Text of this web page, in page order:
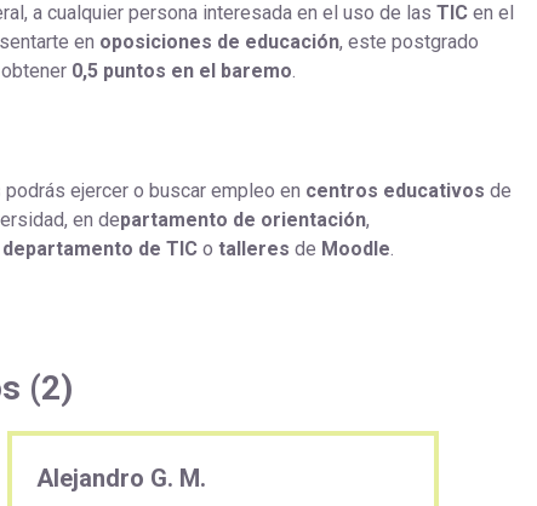
a cualquier persona interesada en el uso de las TIC en el
en oposiciones de educación, este postgrado
0,5 puntos en el baremo.
podrás ejercer o buscar empleo en centros educativos de
en departamento de orientación,
departamento de TIC o talleres de Moodle.
(2)
Alejandro G. M.